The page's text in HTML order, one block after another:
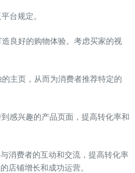
台规定。
良好的购物体验。考虑买家的视
主页，从而为消费者推荐特定的
感兴趣的产品页面，提高转化率和
消费者的互动和交流，提高转化率
店铺增长和成功运营。